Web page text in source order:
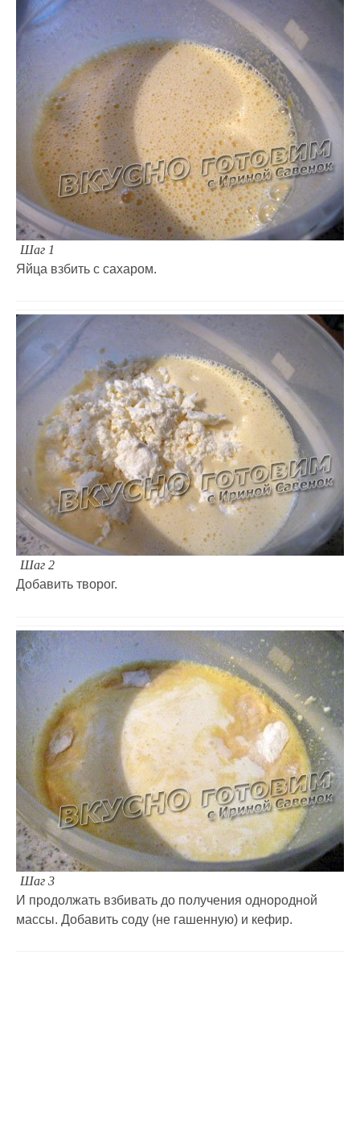
Шаг 1
Яйца взбить с сахаром.
Шаг 2
Добавить творог.
Шаг 3
И продолжать взбивать до получения однородной
массы. Добавить соду (не гашенную) и кефир.